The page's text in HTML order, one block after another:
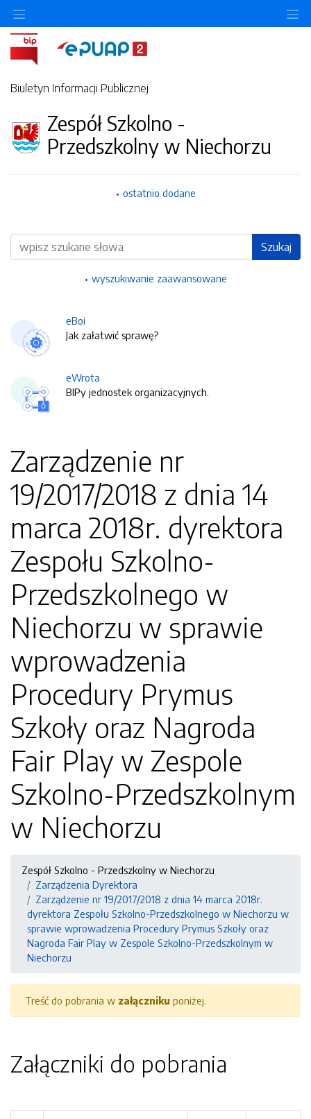
Biuletyn Informacji Publicznej
Zespół Szkolno -
Przedszkolny w Niechorzu
ostatnio dodane
Wyszukiwarka Szukaj
wyszukiwanie zaawansowane
eBoi
Jak załatwić sprawę?
eWrota
BIPy jednostek organizacyjnych.
Zarządzenie nr
19/2017/2018 z dnia 14
marca 2018r. dyrektora
Zespołu Szkolno-
Przedszkolnego w
Niechorzu w sprawie
wprowadzenia
Procedury Prymus
Szkoły oraz Nagroda
Fair Play w Zespole
Szkolno-Przedszkolnym
w Niechorzu
Zespół Szkolno - Przedszkolny w Niechorzu
Zarządzenia Dyrektora
Zarządzenie nr 19/2017/2018 z dnia 14 marca 2018r.
dyrektora Zespołu Szkolno-Przedszkolnego w Niechorzu w
sprawie wprowadzenia Procedury Prymus Szkoły oraz
Nagroda Fair Play w Zespole Szkolno-Przedszkolnym w
Niechorzu
Treść do pobrania w załączniku poniżej.
Załączniki do pobrania